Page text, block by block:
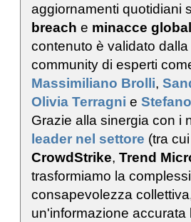
aggiornamenti quotidiani
breach e minacce
contenuto è validato dalla
community di esperti
Massimiliano Brolli,
Olivia Terragni e
Grazie alla sinergia con i
leader nel settore (tra cui
CrowdStrike, Trend
trasformiamo la
consapevolezza
un'informazione accurata